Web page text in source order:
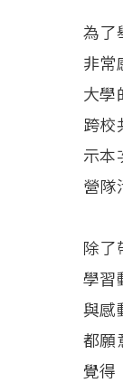
為了
非常
大學
跨校
示本
營隊
除了
學習
與感
都願
覺得